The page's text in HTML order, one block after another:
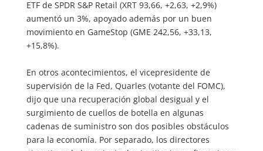
ETF de SPDR S&P Retail (XRT 93,66, +2,63, +2,9%)
aumentó un 3%, apoyado además por un buen
movimiento en GameStop (GME 242,56, +33,13,
+15,8%).
En otros acontecimientos, el vicepresidente de
supervisión de la Fed, Quarles (votante del FOMC),
dijo que una recuperación global desigual y el
surgimiento de cuellos de botella en algunas
cadenas de suministro son dos posibles obstáculos
para la economía. Por separado, los directores